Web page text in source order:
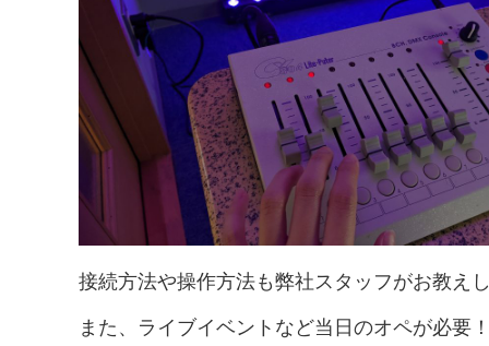
接続方法や操作方法も弊社スタッフがお教え
また、ライブイベントなど当日のオペが必要